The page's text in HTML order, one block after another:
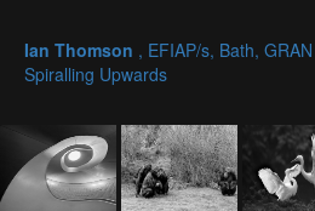
Ian Thomson , EFIAP/s, Bath,
Spiralling Upwards